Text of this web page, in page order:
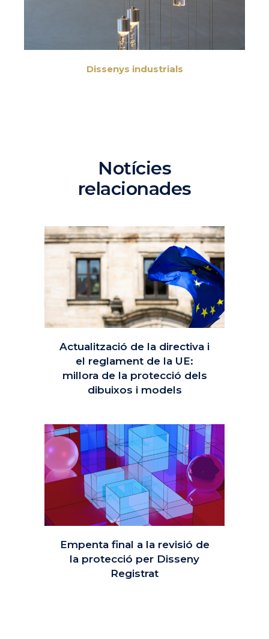
Dissenys industrials
Notícies
relacionades
Actualització de la directiva i
el reglament de la UE:
millora de la protecció dels
dibuixos i models
Empenta final a la revisió de
la protecció per Disseny
Registrat